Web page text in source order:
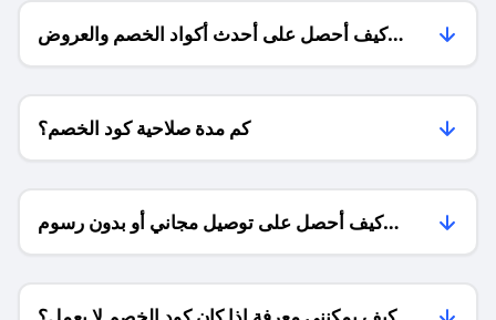
كيف أحصل على أحدث أكواد الخصم والعروض
للمتاجر؟
كم مدة صلاحية كود الخصم؟
كيف أحصل على توصيل مجاني أو بدون رسوم
الشحن ؟